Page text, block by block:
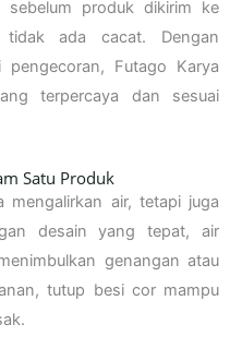
sebelum produk dikirim ke
tidak ada cacat. Dengan
Futago Karya
terpercaya dan sesuai
Satu Produk
air, tetapi juga
desain yang tepat, air
genangan atau
tutup besi cor mampu